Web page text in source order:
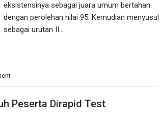
eksistensinya sebagai juara umum bertahan
dengan perolehan nilai 95. Kemudian menyusul
sebagai urutan II…
Peserta Dirapid Test